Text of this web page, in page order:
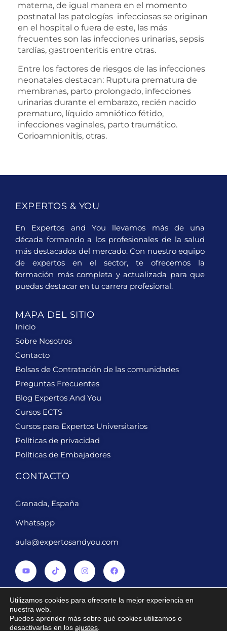
materna, de igual manera en el momento
postnatal las patologías infecciosas se originan
en el hospital o fuera de este, las más
frecuentes son las infecciones urinarias, sepsis
tardías, gastroenteritis entre otras.
Entre los factores de riesgos de las infecciones
neonatales destacan: Ruptura prematura de
membranas, parto prolongado, infecciones
urinarias durante el embarazo, recién nacido
prematuro, líquido amniótico fétido,
infecciones vaginales, parto traumático.
Corioamnionitis, otras.
EXPERTOS & YOU
En Expertos and You llevamos más de una
década formando a los profesionales de la salud
más destacados del mercado. Con nuestro equipo
de expertos en el sector, te ofrecemos la
formación más completa y actualizada para que
puedas destacar en tu carrera profesional.
MAPA DEL SITIO
Inicio
Sobre Nosotros
Contacto
Bolsas de Contratación de las comunidades
Preguntas Frecuentes
Blog Expertos And You
Cursos ECTS
Cursos para Expertos Universitarios
Políticas de privacidad
Políticas de Embajadores
CONTACTO
Granada, España
Whatsapp
aula@expertosandyou.com
2024 ® Derechos reservados Expertosandyou.com
Utilizamos cookies para ofrecerte la mejor experiencia en
nuestra web.
Puedes aprender más sobre qué cookies utilizamos o
desactivarlas en los ajustes